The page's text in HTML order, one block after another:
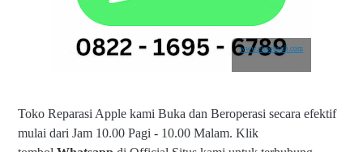
www.elmobsub.com
Toko Reparasi Apple kami Buka dan Beroperasi secara efektif
mulai dari Jam 10.00 Pagi - 10.00 Malam. Klik